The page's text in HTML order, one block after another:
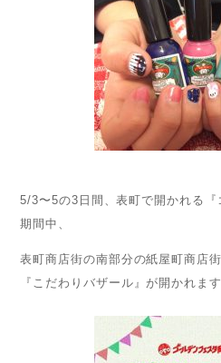
5/3〜5の3日間、表町で開かれる
期間中、
表町商店街の南部分の紙屋町商店街